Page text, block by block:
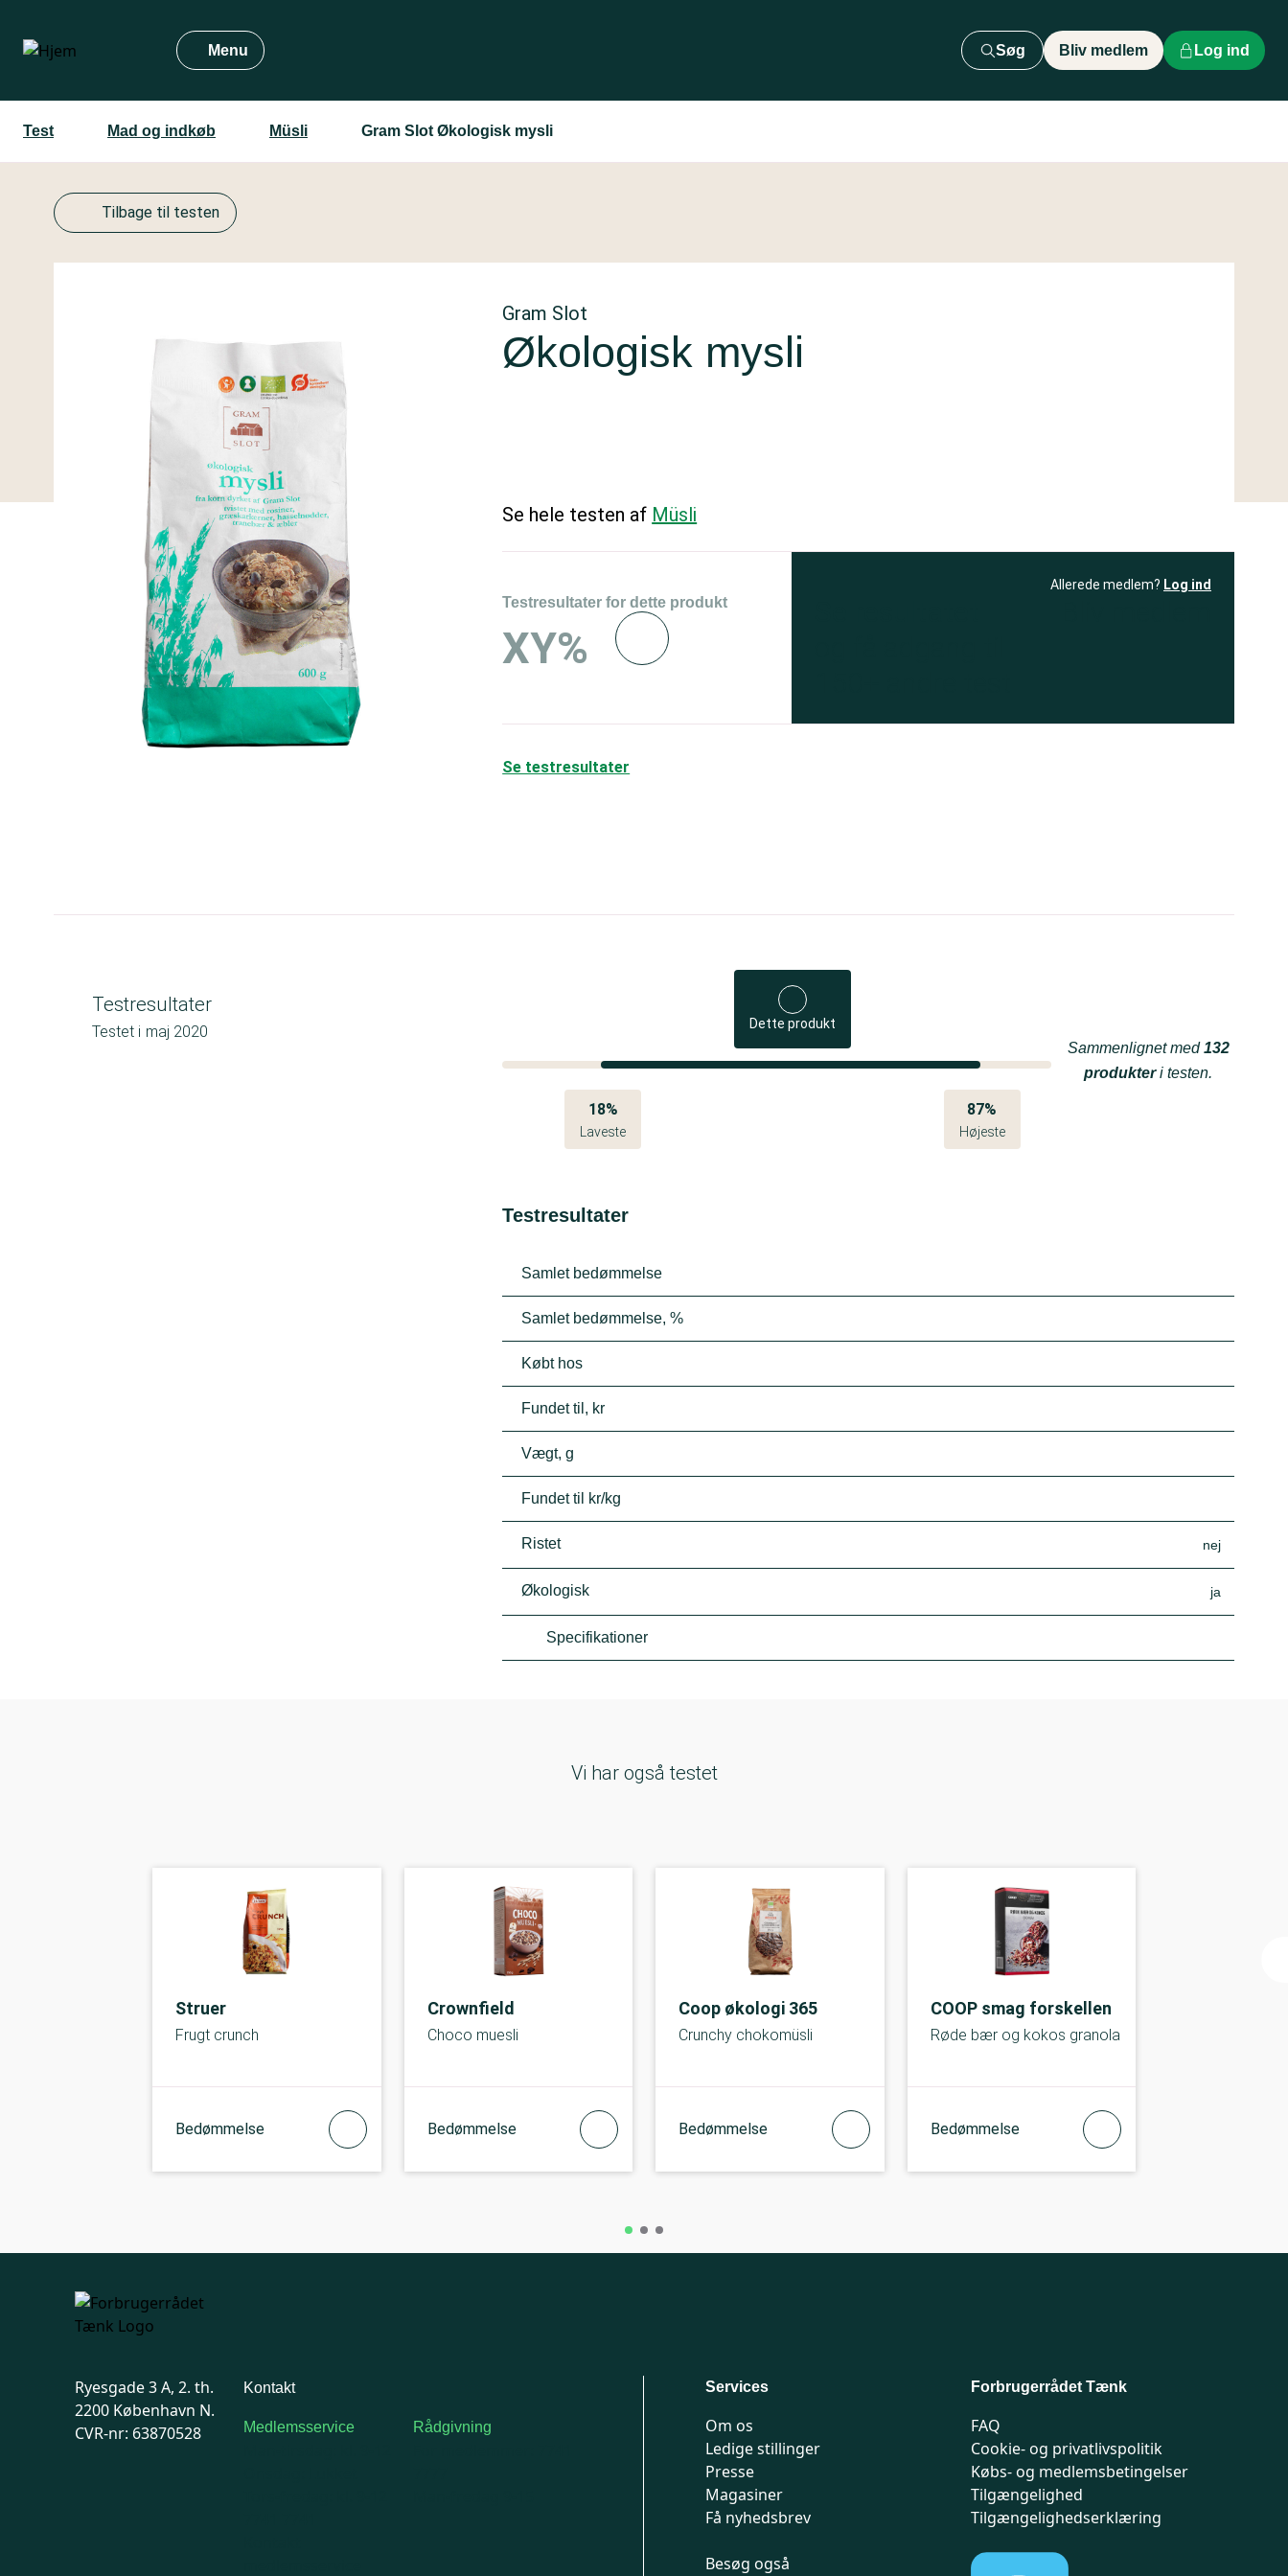
hovedindhold
Menu Søg Bliv medlem Log ind
Test Mad og indkøb Müsli Gram Slot Økologisk mysli
Tilbage til testen
Gram Slot
Økologisk mysli
Se hele testen af Müsli
Testresultater for dette produkt
XY%
Allerede medlem? Log ind
Se testresultater
Testresultater
Testet i maj 2020 Dette produkt
18%
Laveste
87%
Højeste
Sammenlignet med132
produkteri testen.
Testresultater
Samlet bedømmelse
Samlet bedømmelse, %
Købt hos
Fundet til, kr
Vægt, g
Fundet til kr/kg
Ristet nej
Økologisk ja
Specifikationer
Vi har også testet
Struer
Frugt crunch
Bedømmelse
Crownfield
Choco muesli
Bedømmelse
Coop økologi 365
Crunchy chokomüsli
Bedømmelse
COOP smag forskellen
Røde bær og kokos granola
Bedømmelse
Ryesgade 3 A, 2. th.
2200 København N.
CVR-nr: 63870528
Kontakt
Medlemsservice Rådgivning
Services
Om os
Ledige stillinger
Presse
Magasiner
Få nyhedsbrev
Besøg også
Forbrugerrådet Tænk
FAQ
Cookie- og privatlivspolitik
Købs- og medlemsbetingelser
Tilgængelighed
Tilgængelighedserklæring